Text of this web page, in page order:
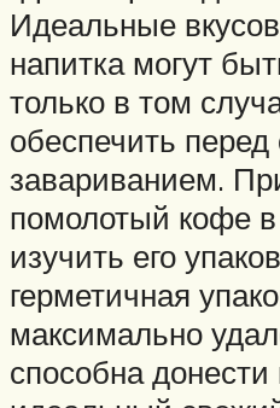
Идеальные
напитка могут
только в том
обеспечить перед
завариванием.
помолотый кофе
изучить его
герметичная
максимально
способна